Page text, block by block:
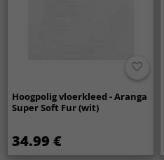
Hoogpolig vloerkleed - Aranga
Super Soft Fur (wit)
34.99 €